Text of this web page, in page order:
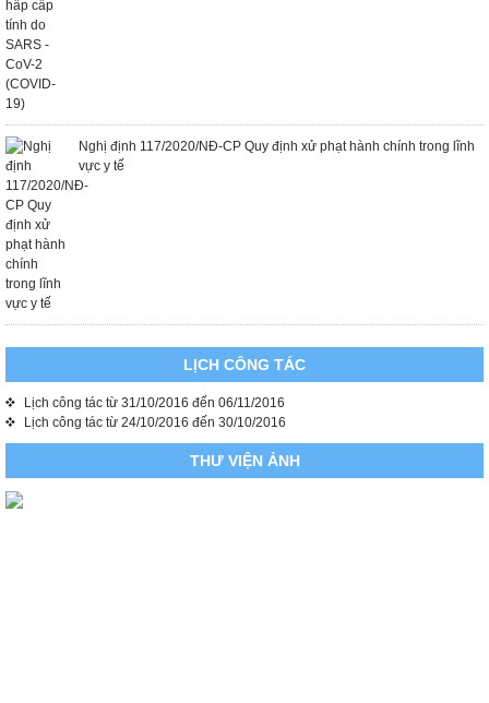
Nghị định 117/2020/NĐ-CP Quy định xử phạt hành chính trong lĩnh
vực y tế
LỊCH CÔNG TÁC
Lịch công tác từ 31/10/2016 đến 06/11/2016
Lịch công tác từ 24/10/2016 đến 30/10/2016
THƯ VIỆN ẢNH